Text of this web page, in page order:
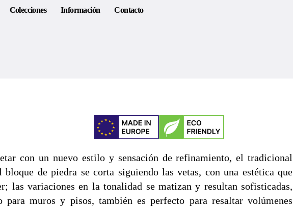
Colecciones Información Contacto
con un nuevo estilo y sensación de refinamiento, el tradicional
de piedra se corta siguiendo las vetas, con una estética que
las variaciones en la tonalidad se matizan y resultan sofisticadas,
para muros y pisos, también es perfecto para resaltar volúmenes